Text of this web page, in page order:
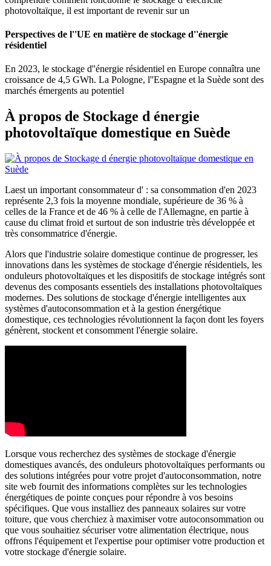
photovoltaïque, il est important de revenir sur un
Perspectives de l''UE en matière de stockage d''énergie
résidentiel
En 2023, le stockage d''énergie résidentiel en Europe connaîtra une
croissance de 4,5 GWh. La Pologne, l''Espagne et la Suède sont des
marchés émergents au potentiel
À propos de Stockage d énergie
photovoltaïque domestique en Suède
Laest un important consommateur d' : sa consommation d'en 2023
représente 2,3 fois la moyenne mondiale, supérieure de 36 % à
celles de la France et de 46 % à celle de l'Allemagne, en partie à
cause du climat froid et surtout de son industrie très développée et
très consommatrice d'énergie.
Alors que l'industrie solaire domestique continue de progresser, les
innovations dans les systèmes de stockage d'énergie résidentiels, les
onduleurs photovoltaïques et les dispositifs de stockage intégrés sont
devenus des composants essentiels des installations photovoltaïques
modernes. Des solutions de stockage d'énergie intelligentes aux
systèmes d'autoconsommation et à la gestion énergétique
domestique, ces technologies révolutionnent la façon dont les foyers
génèrent, stockent et consomment l'énergie solaire.
Lorsque vous recherchez des systèmes de stockage d'énergie
domestiques avancés, des onduleurs photovoltaïques performants ou
des solutions intégrées pour votre projet d'autoconsommation, notre
site web fournit des informations complètes sur les technologies
énergétiques de pointe conçues pour répondre à vos besoins
spécifiques. Que vous installiez des panneaux solaires sur votre
toiture, que vous cherchiez à maximiser votre autoconsommation ou
que vous souhaitiez sécuriser votre alimentation électrique, nous
offrons l'équipement et l'expertise pour optimiser votre production et
votre stockage d'énergie solaire.